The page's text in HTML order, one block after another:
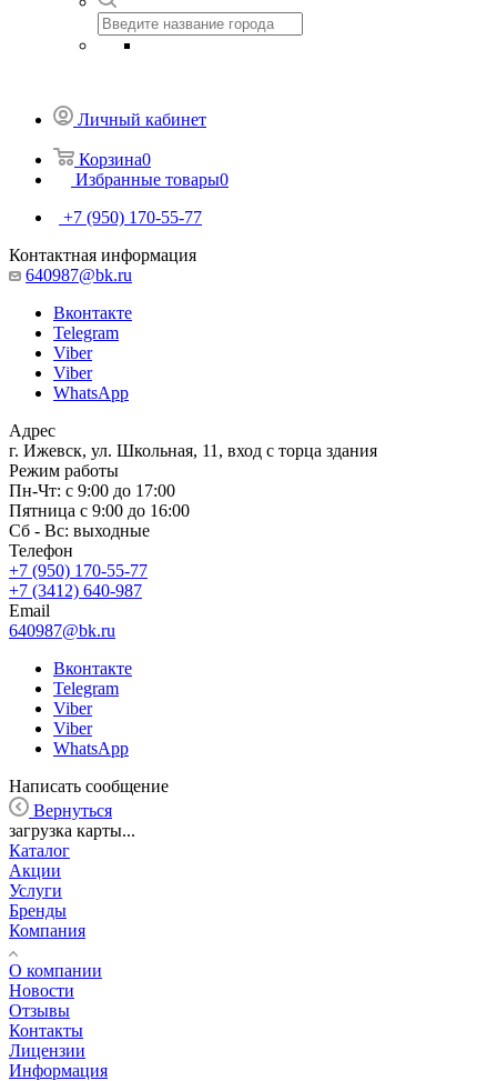
Личный кабинет
Корзина0
Избранные товары0
+7 (950) 170-55-77
Контактная информация
640987@bk.ru
Вконтакте
Telegram
Viber
Viber
WhatsApp
Адрес
г. Ижевск, ул. Школьная, 11, вход с торца здания
Режим работы
Пн-Чт: с 9:00 до 17:00
Пятница с 9:00 до 16:00
Сб - Вс: выходные
Телефон
+7 (950) 170-55-77
+7 (3412) 640-987
Email
640987@bk.ru
Вконтакте
Telegram
Viber
Viber
WhatsApp
Написать сообщение
Вернуться
загрузка карты...
Каталог
Акции
Услуги
Бренды
Компания
О компании
Новости
Отзывы
Контакты
Лицензии
Информация